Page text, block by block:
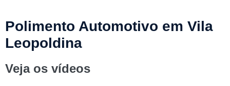
Polimento Automotivo em Vila
Leopoldina
Veja os vídeos